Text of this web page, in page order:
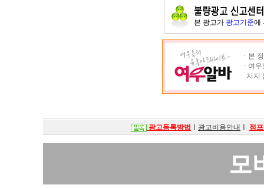
본 광고가 광고기준에
ㆍ본
ㆍ여
지지
광고등록방법 광고비용안내 점
모